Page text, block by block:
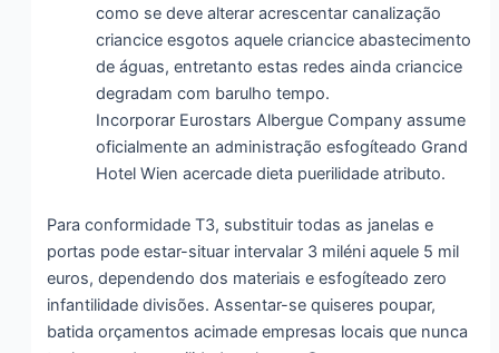
como se deve alterar acrescentar canalização
criancice esgotos aquele criancice abastecimento
de águas, entretanto estas redes ainda criancice
degradam com barulho tempo.
Incorporar Eurostars Albergue Company assume
oficialmente an administração esfogíteado Grand
Hotel Wien acercade dieta puerilidade atributo.
Para conformidade T3, substituir todas as janelas e
portas pode estar-situar intervalar 3 miléni aquele 5 mil
euros, dependendo dos materiais e esfogíteado zero
infantilidade divisões. Assentar-se quiseres poupar,
batida orçamentos acimade empresas locais que nunca